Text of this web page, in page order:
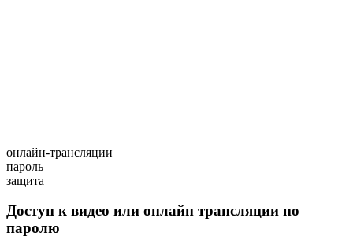
онлайн-трансляции
пароль
защита
Доступ к видео или онлайн трансляции по
паролю